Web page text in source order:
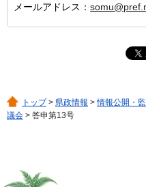
メールアドレス：
トップ> 県政情報 >情報公開・
議会 > 答申第13号